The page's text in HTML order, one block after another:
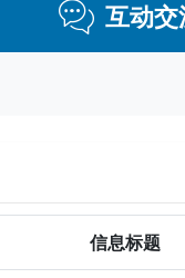
互动交
信息标题